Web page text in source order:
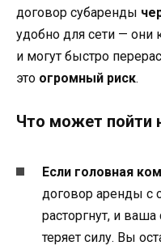
договор субаренды
удобно для сети —
и могут быстро
это огромный риск.
Что может пойти
Если головная
договор аренды с
расторгнут, и
теряет силу. Вы